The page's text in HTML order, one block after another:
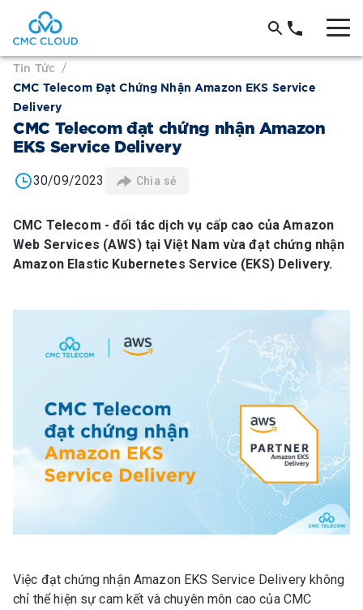
Tin Tức /
CMC Telecom Đạt Chứng Nhận Amazon EKS Service
Delivery
CMC Telecom đạt chứng nhận Amazon
EKS Service Delivery
30/09/2023 Chia sẻ
CMC Telecom - đối tác dịch vụ cấp cao của Amazon
Web Services (AWS) tại Việt Nam vừa đạt chứng nhận
Amazon Elastic Kubernetes Service (EKS) Delivery.
Việc đạt chứng nhận Amazon EKS Service Delivery không
chỉ thể hiện sự cam kết và chuyên môn cao của CMC